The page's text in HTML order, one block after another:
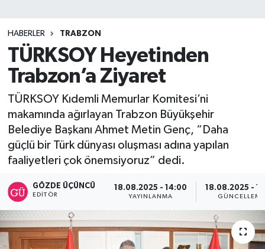
HABERLER TRABZON
TÜRKSOY Heyetinden
Trabzon’a Ziyaret
TÜRKSOY Kıdemli Memurlar Komitesi’ni
makamında ağırlayan Trabzon Büyükşehir
Belediye Başkanı Ahmet Metin Genç, “Daha
güçlü bir Türk dünyası oluşması adına yapılan
faaliyetleri çok önemsiyoruz” dedi.
GÖZDE ÜÇÜNCÜ
EDITÖR
18.08.2025 - 14:00
YAYINLANMA
18.08.2025 -
GÜNCELLEME
Teknoloji
TRABZON
TRABZONSPOR
Yaşam